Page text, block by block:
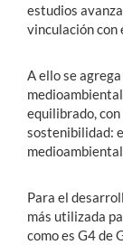
estudios
vinculación con
A ello se
equilibrado,
sostenibilidad:
Para el
más utilizada
como es G4 de